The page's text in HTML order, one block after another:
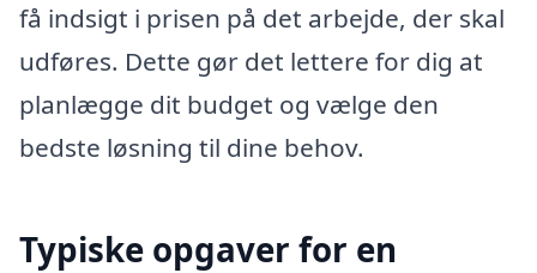
få indsigt i prisen på det arbejde, der skal
udføres. Dette gør det lettere for dig at
planlægge dit budget og vælge den
bedste løsning til dine behov.
Typiske opgaver for en